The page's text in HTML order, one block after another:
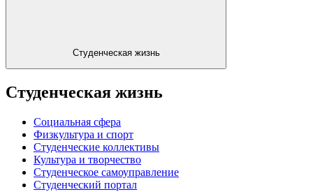
Студенческая жизнь
Студенческая жизнь
Социальная сфера
Физкультура и спорт
Студенческие коллективы
Культура и творчество
Студенческое самоуправление
Студенческий портал